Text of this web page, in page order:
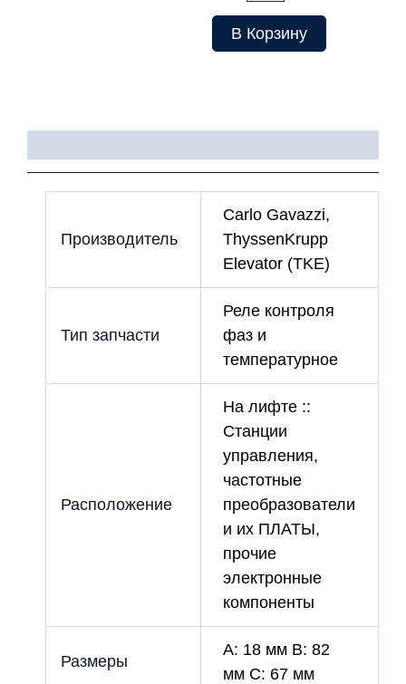
контроля
фаз
В Корзину
Производитель
Carlo Gavazzi,
ThyssenKrupp
Elevator (TKE)
Тип запчасти
Реле контроля
фаз и
температурное
Расположение
На лифте ::
Станции
управления,
частотные
преобразователи
и их ПЛАТЫ,
прочие
электронные
компоненты
Размеры
A: 18 мм B: 82
мм C: 67 мм